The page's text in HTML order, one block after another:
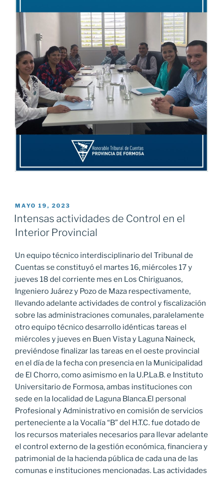
PUBLICADO
EL
MAYO 19, 2023
Intensas actividades de Control en el
Interior Provincial
Un equipo técnico interdisciplinario del Tribunal de
Cuentas se constituyó el martes 16, miércoles 17 y
jueves 18 del corriente mes en Los Chiriguanos,
Ingeniero Juárez y Pozo de Maza respectivamente,
llevando adelante actividades de control y fiscalización
sobre las administraciones comunales, paralelamente
otro equipo técnico desarrollo idénticas tareas el
miércoles y jueves en Buen Vista y Laguna Naineck,
previéndose finalizar las tareas en el oeste provincial
en el día de la fecha con presencia en la Municipalidad
de El Chorro, como asimismo en la U.P.La.B. e Instituto
Universitario de Formosa, ambas instituciones con
sede en la localidad de Laguna Blanca.El personal
Profesional y Administrativo en comisión de servicios
perteneciente a la Vocalía “B” del H.T.C. fue dotado de
los recursos materiales necesarios para llevar adelante
el control externo de la gestión económica, financiera y
patrimonial de la hacienda pública de cada una de las
comunas e instituciones mencionadas. Las actividades